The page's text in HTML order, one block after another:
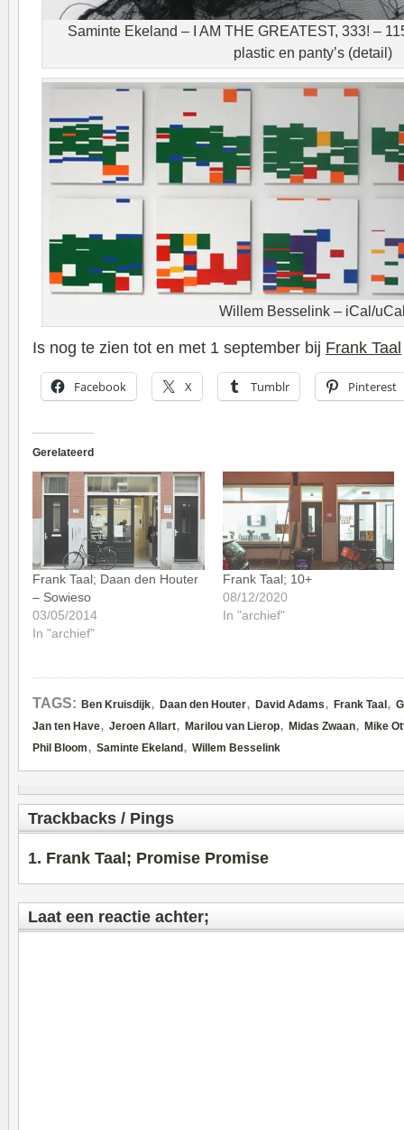
Saminte Ekeland – I AM THE GREATEST, 333! –
plastic en panty’s (detail)
Willem Besselink – iCal/
Is nog te zien tot en met 1 september bij Frank Taal
Facebook X Tumblr Pinterest
Gerelateerd
Frank Taal; Daan den Houter
– Sowieso
03/05/2014
In "archief"
Frank Taal; 10+
08/12/2020
In "archief"
TAGS: Ben Kruisdijk, Daan den Houter, David Adams, Frank Taal,
Jan ten Have, Jeroen Allart, Marilou van Lierop, Midas Zwaan, Mike
Phil Bloom, Saminte Ekeland, Willem Besselink
Trackbacks / Pings
Frank Taal; Promise Promise
Laat een reactie achter;